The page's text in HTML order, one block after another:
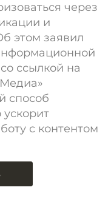
через
и
этом заявил
ссылкой на
способ
с контентом